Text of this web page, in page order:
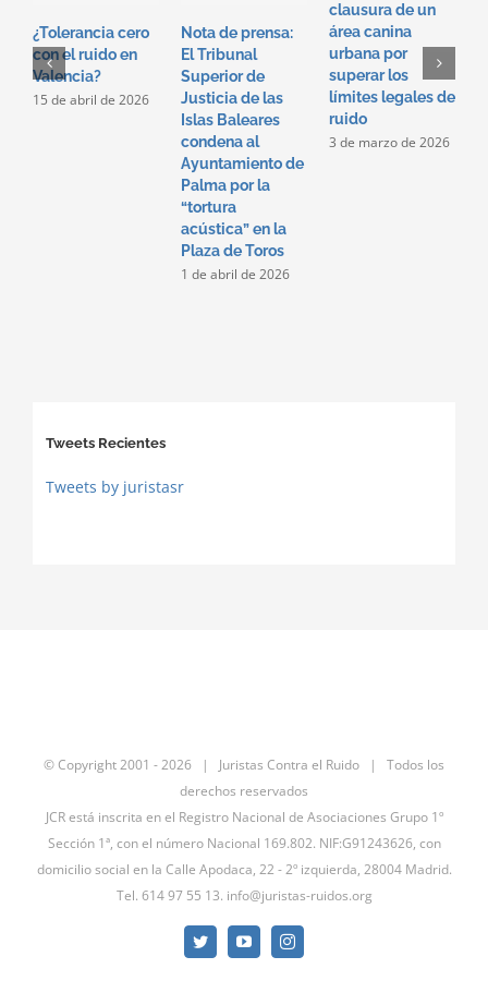
¿Tolerancia cero
con el ruido en
Valencia?
15 de abril de 2026
Nota de prensa:
El Tribunal
Superior de
Justicia de las
Islas Baleares
condena al
Ayuntamiento de
Palma por la
“tortura
acústica” en la
Plaza de Toros
1 de abril de 2026
clausura de un
área canina
urbana por
superar los
límites legales de
ruido
3 de marzo de 2026
Tweets Recientes
Tweets by juristasr
© Copyright 2001 -2026 | Juristas Contra el Ruido | Todos los
derechos reservados
JCR está inscrita en el Registro Nacional de Asociaciones Grupo 1º
Sección 1ª, con el número Nacional 169.802. NIF:G91243626, con
domicilio social en la Calle Apodaca, 22 - 2º izquierda, 28004 Madrid.
Tel. 614 97 55 13. info@juristas-ruidos.org
TwitterYouTubeInstagram